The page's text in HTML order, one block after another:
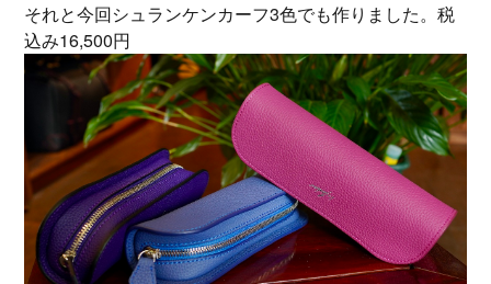
それと今回シュランケンカーフ3色でも作りました。税
込み16,500円